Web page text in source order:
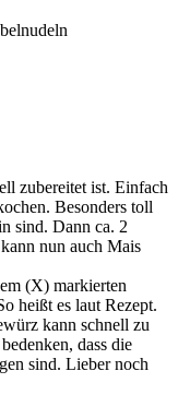
zubereitet ist. Einfach
Besonders toll
sind. Dann ca. 2
nun auch Mais
(X) markierten
heißt es laut Rezept.
kann schnell zu
dass die
sind. Lieber noch